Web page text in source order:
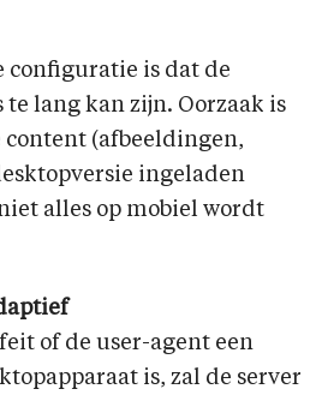
configuratie is dat de
te lang kan zijn. Oorzaak is
(afbeeldingen,
ingeladen
alles op mobiel wordt
of de user-agent een
is, zal de server